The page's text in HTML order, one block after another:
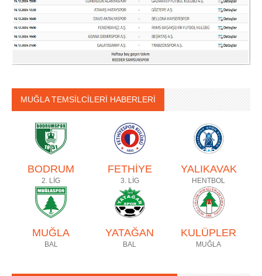
MUĞLA TEMSİLCİLERİ HABERLERİ
BODRUM
2. LİG
FETHİYE
3. LİG
YALIKAVAK
HENTBOL
MUĞLA
BAL
YATAĞAN
BAL
KULÜPLER
MUĞLA